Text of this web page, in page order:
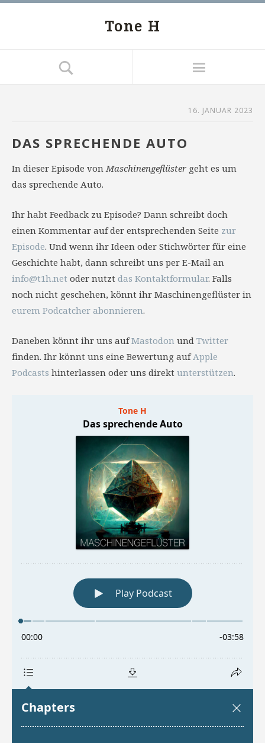
Tone H
16. JANUAR 2023
DAS SPRECHENDE AUTO
In dieser Episode vonMaschinengeflüster geht es um
das sprechende Auto.
Ihr habt Feedback zu Episode? Dann schreibt doch
einen Kommentar auf der entsprechenden Seite zur
Episode. Und wenn ihr Ideen oder Stichwörter für eine
Geschichte habt, dann schreibt uns per E-Mail an
info@t1h.net oder nutzt das Kontaktformular. Falls
noch nicht geschehen, könnt ihr Maschinengeflüster in
eurem Podcatcher abonnieren.
Daneben könnt ihr uns aufMastodon und Twitter
finden. Ihr könnt uns eine Bewertung aufApple
Podcasts hinterlassen oder uns direkt unterstützen.